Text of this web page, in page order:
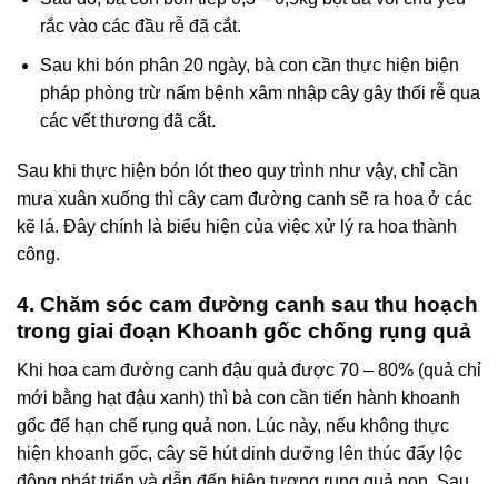
rắc vào các đầu rễ đã cắt.
Sau khi bón phân 20 ngày, bà con cần thực hiện biện
pháp phòng trừ nấm bệnh xâm nhập cây gây thối rễ qua
các vết thương đã cắt.
Sau khi thực hiện bón lót theo quy trình như vậy, chỉ cần
mưa xuân xuống thì cây cam đường canh sẽ ra hoa ở các
kẽ lá. Đây chính là biểu hiện của việc xử lý ra hoa thành
công.
4. Chăm sóc cam đường canh sau thu hoạch
trong giai đoạn Khoanh gốc chống rụng quả
Khi hoa cam đường canh đậu quả được 70 – 80% (quả chỉ
mới bằng hạt đậu xanh) thì bà con cần tiến hành khoanh
gốc để hạn chế rụng quả non. Lúc này, nếu không thực
hiện khoanh gốc, cây sẽ hút dinh dưỡng lên thúc đẩy lộc